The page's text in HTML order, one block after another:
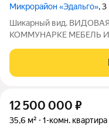
Микрорайон «Эдальго»,
Шикарный вид.
КОММУНАРКЕ МЕБЕЛЬ И ТЕХНИКА ОСТАЮТСЯ. Продаётся
одном из самых
Коммунарке. Квартира
12 500 000 ₽
35,6 м² 1-комн. квартира